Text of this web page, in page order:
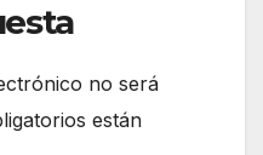
no será
están